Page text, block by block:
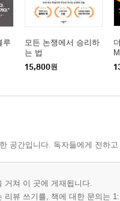
루
모든 논쟁에서 승리하
는 법
15,800원
M
공간입니다. 독자들에게 전하
거쳐 이 곳에 게재됩니다.
리뷰 쓰기를, 책에 대한 문의는